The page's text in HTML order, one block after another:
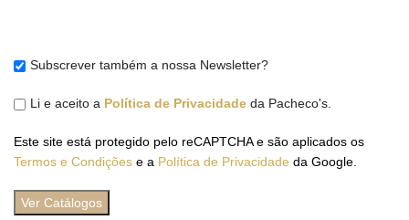
Subscrever também a nossa Newsletter?
Li e aceito a Política de Privacidade da Pacheco's.
Este site está protegido pelo reCAPTCHA e são aplicados os
Termos e Condições e a Política de Privacidade da Google.